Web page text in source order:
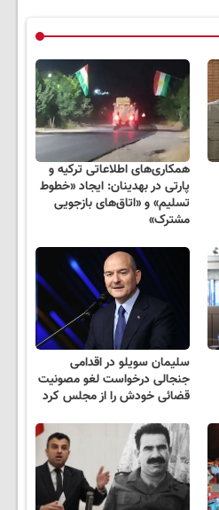
همکاری‌های اطلاعاتی ترکیه و
پارتی در بهدینان: ایجاد «خطوط
تسلیم» و «اتاق‌های بازجویی
مشترک»
سلیمان سویلو در اقدامی
جنجالی درخواست لغو مصونیت
قضائی خودش را از مجلس کرد